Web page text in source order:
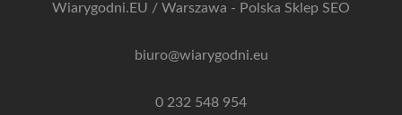
Wiarygodni.EU / Warszawa - Polska Sklep SEO
biuro@wiarygodni.eu
0 232 548 954